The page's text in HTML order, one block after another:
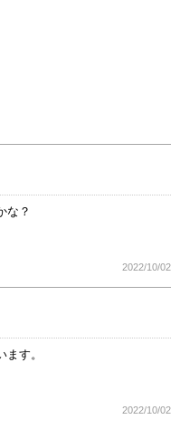
な？
2022/10/02
す。
2022/10/02